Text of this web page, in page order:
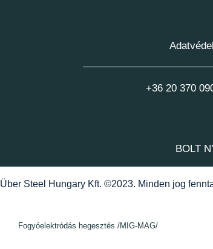
+36 20 370
BOLT
Über Steel Hungary Kft. ©2023. Minden jog
Fogyóelektródás hegesztés /MIG-MAG/